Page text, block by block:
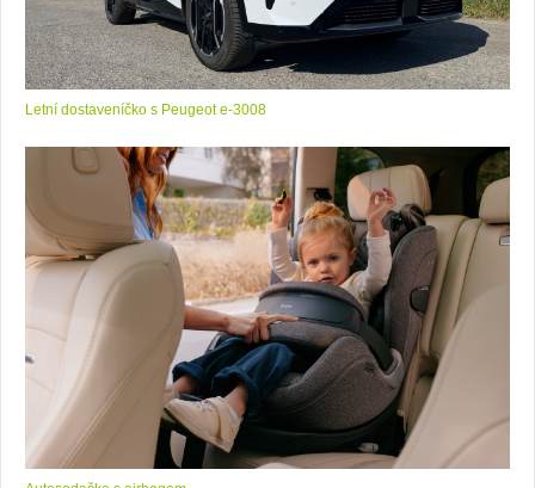
Letní dostaveníčko s Peugeot e-3008